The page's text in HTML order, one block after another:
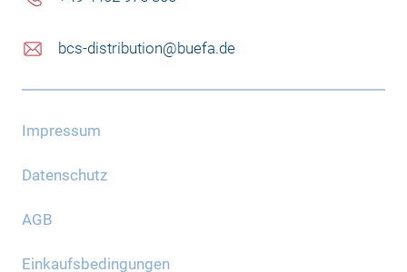
bcs-distribution@buefa.de
Impressum
Datenschutz
AGB
Einkaufsbedingungen